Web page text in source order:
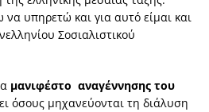
υπηρετώ και για αυτό είμαι και
Σοσιαλιστικού
μανιφέστο αναγέννησης του
όσους μηχανεύονται τη διάλυση